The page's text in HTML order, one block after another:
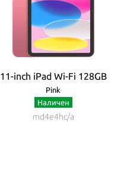
11-inch iPad Wi-Fi 128GB
Pink
Наличен
md4e4hc/a